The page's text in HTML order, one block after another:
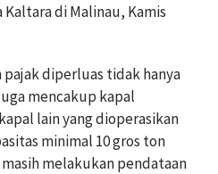
di Malinau, Kamis
pajak diperluas tidak hanya
mencakup kapal
lain yang dioperasikan
minimal 10 gros ton
melakukan pendataan